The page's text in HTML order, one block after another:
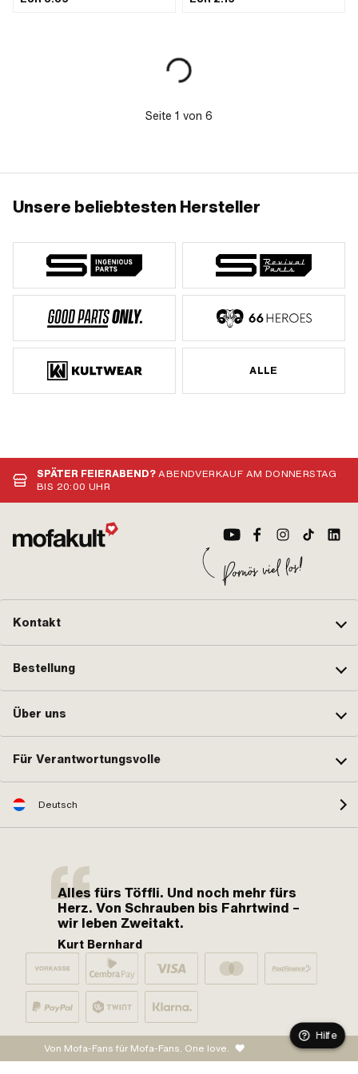
(Standardgewinde) ·
Nenndurchmesser (Gewinde): 6 mm ·
Seite 1 von 6
Unsere beliebtesten Hersteller
ALLE
SPÄTER FEIERABEND?ABENDVERKAUF AM DONNERSTAG
BIS 20:00 UHR
Kontakt
Bestellung
Über uns
Für Verantwortungsvolle
Deutsch
Alles fürs Töffli. Und noch mehr fürs
Herz. Von Schrauben bis Fahrtwind –
wir leben Zweitakt.
Kurt Bernhard
Von Mofa-Fans für Mofa-Fans. One love.
Hilfe